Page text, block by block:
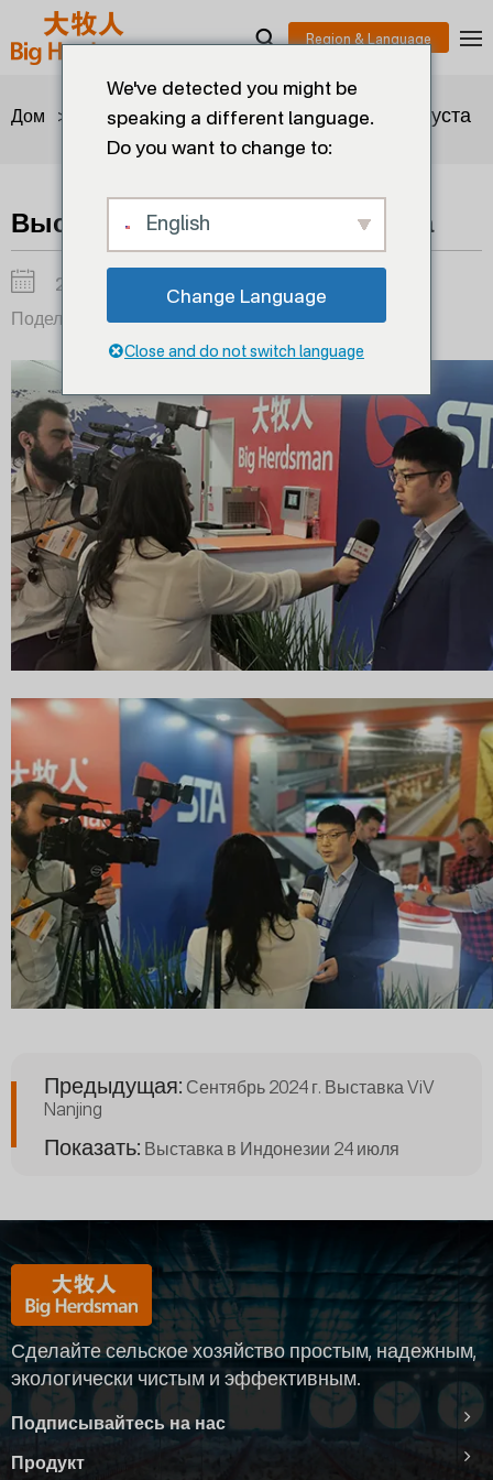
Дом > Блоги > Выставка в Бразилии 24 августа
Выставка в Бразилии 24 августа
2024-08-28
Поделиться:
Предыдущая: Сентябрь 2024 г. Выставка ViV
Nanjing
Показать: Выставка в Индонезии 24 июля
Сделайте сельское хозяйство простым, надежным,
экологически чистым и эффективным.
Подписывайтесь на нас
Продукт
We've detected you might be
speaking a different language.
Do you want to change to:
English
Change Language
Close and do not switch language